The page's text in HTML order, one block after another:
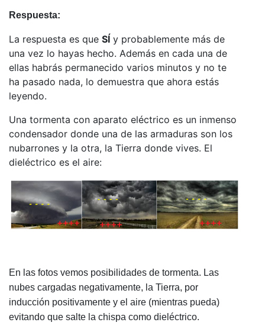
Respuesta:
La respuesta es que SÍ y probablemente más de
una vez lo hayas hecho. Además en cada una de
ellas habrás permanecido varios minutos y no te
ha pasado nada, lo demuestra que ahora estás
leyendo.
Una tormenta con aparato eléctrico es un inmenso
condensador donde una de las armaduras son los
nubarrones y la otra, la Tierra donde vives. El
dieléctrico es el aire:
En las fotos vemos posibilidades de tormenta. Las
nubes cargadas negativamente, la Tierra, por
inducción positivamente y el aire (mientras pueda)
evitando que salte la chispa como dieléctrico.